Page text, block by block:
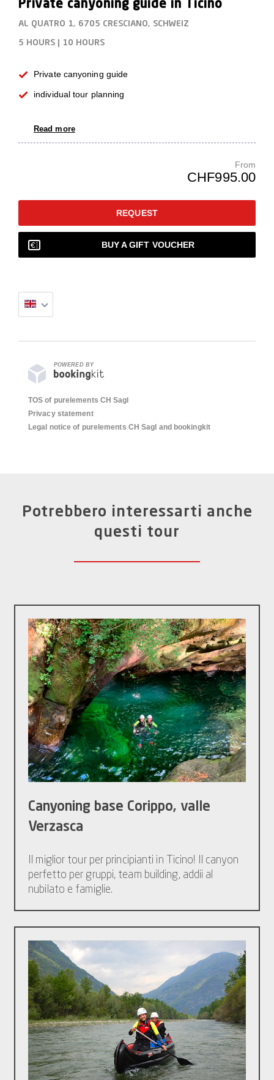
Private canyoning guide in Ticino
AL QUATRO 1, 6705 CRESCIANO, SCHWEIZ
5 HOURS 10 HOURS
Private canyoning guide
individual tour planning
Read more
From
CHF995.00
REQUEST
BUY A GIFT VOUCHER
POWERED BY
TOS of purelements CH Sagl
Privacy statement
Legal notice of purelements CH Sagl and bookingkit
Potrebbero interessarti anche
questi tour
Canyoning base Corippo, valle
Verzasca
Il miglior tour per principianti in Ticino! Il canyon
perfetto per gruppi, team building, addii al
nubilato e famiglie.